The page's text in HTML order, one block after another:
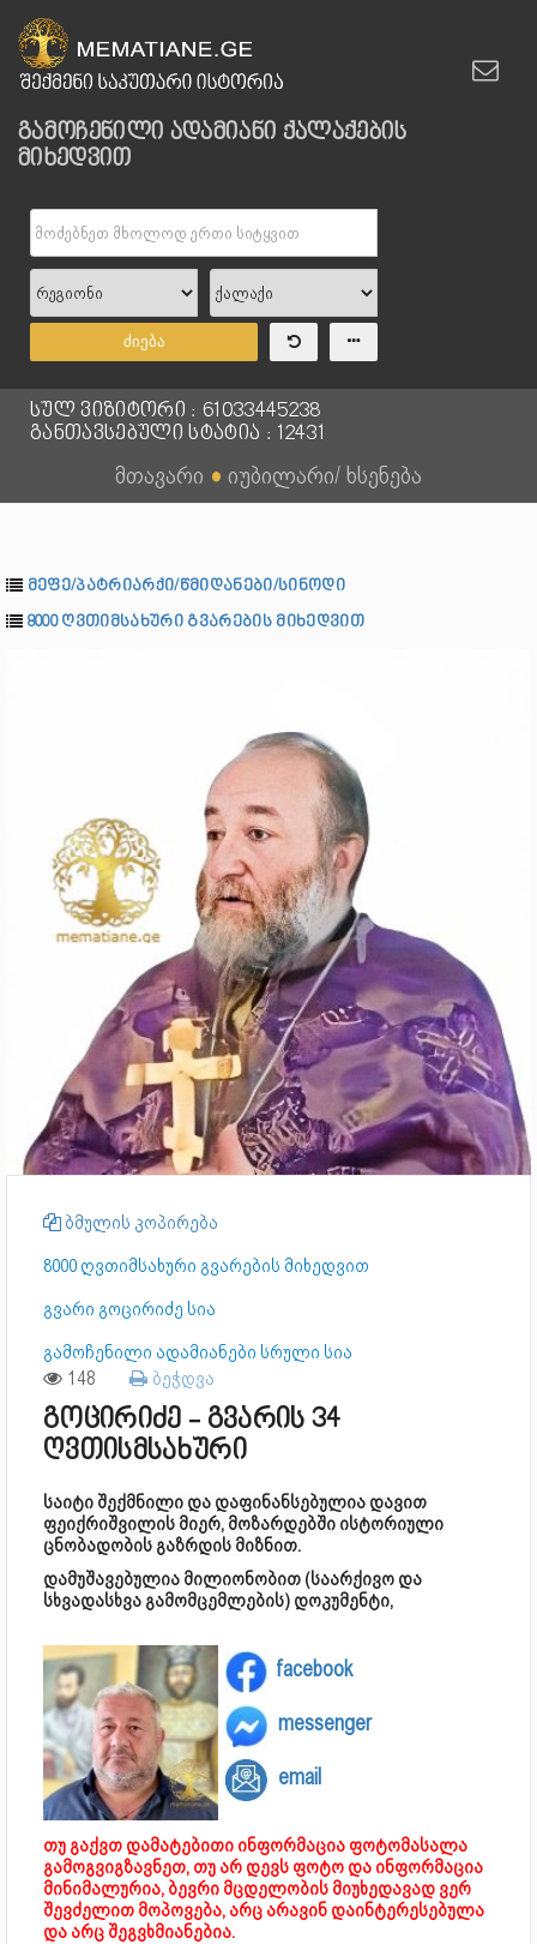
გამოჩენილი ადამიანი ქალაქების
მიხედვით
ძიება
სულ ვიზიტორი : 61033445238
განთავსებული სტატია : 12431
მთავარი ● იუბილარი/ ხსენება
მეფე/პატრიარქი/წმიდანები/სინოდი
8000 ღვთიმსახური გვარების მიხედვით
ბმულის კოპირება
8000 ღვთიმსახური გვარების მიხედვით
გვარი გოცირიძე სია
გამოჩენილი ადამიანები სრული სია
148 ბეჭდვა
გოცირიძე - გვარის 34
ღვთისმსახური
საიტი შექმნილი და დაფინანსებულია დავით
ფეიქრიშვილის მიერ, მოზარდებში ისტორიული
ცნობადობის გაზრდის მიზნით.
დამუშავებულია მილიონობით (საარქივო და
სხვადასხვა გამომცემლების) დოკუმენტი,
facebook
messenger
email
თუ გაქვთ დამატებითი ინფორმაცია ფოტომასალა
გამოგვიგზავნეთ, თუ არ დევს ფოტო და ინფორმაცია
მინიმალურია, ბევრი მცდელობის მიუხედავად ვერ
შევძელით მოპოვება, არც არავინ დაინტერესებულა
და არც შეგვხმიანებია.